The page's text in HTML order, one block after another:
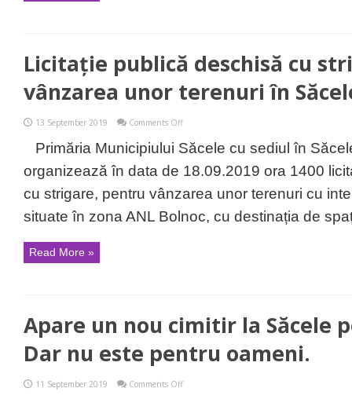
Licitație publică deschisă cu
vânzarea unor terenuri în
13 September 2019 Comments Offon
publică
deschisă
cu
strigare
vânzarea
terenuri
Primăria Municipiului Săcele cu sediul în
organizează în data de 18.09.2019 ora 1400
cu strigare, pentru vânzarea unor terenuri cu
situate în zona ANL Bolnoc, cu destinația de
Read More »
Apare un nou cimitir la Săcele
Dar nu este pentru oameni.
11 September 2019 Comments Offon